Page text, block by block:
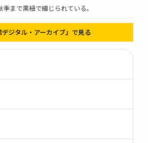
まで黒紐で綴じられている。
デジタル・アーカイブ』で見る